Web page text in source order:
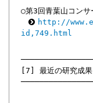
○第3回青葉山コンサ
http://
id,749.html
[7] 最近の研究成果